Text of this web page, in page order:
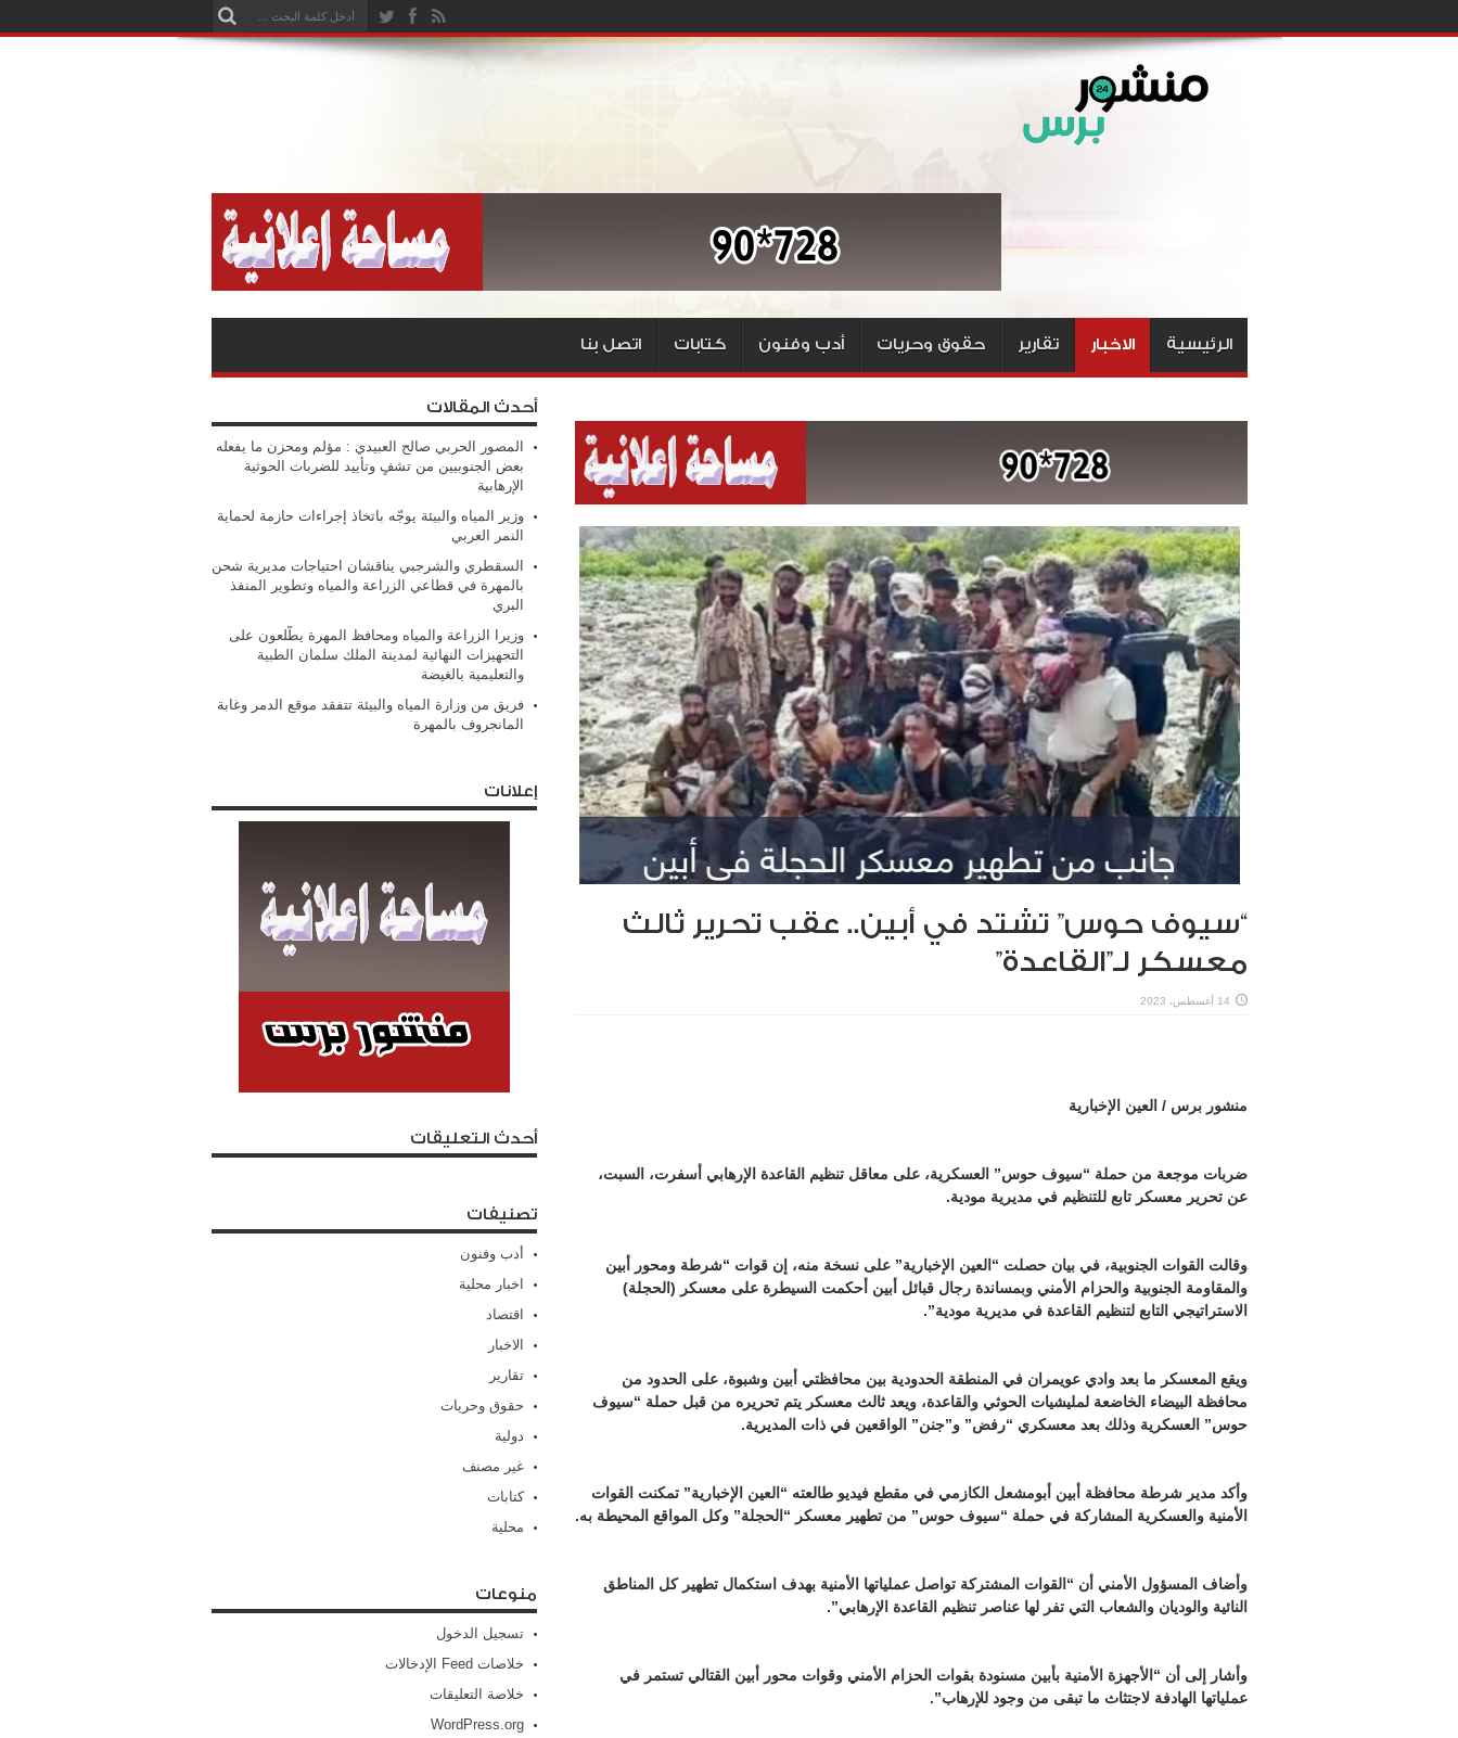
الرئيسية الاخبار تقارير حقوق وحريات أدب وفنون كتابات اتصل بنا
“سيوف حوس” تشتد في أبين.. عقب تحرير ثالث
معسكر لـ”القاعدة”
14 أغسطس، 2023
منشور برس / العين الإخبارية
ضربات موجعة من حملة “سيوف حوس” العسكرية، على معاقل تنظيم القاعدة الإرهابي أسفرت، السبت،
عن تحرير معسكر تابع للتنظيم في مديرية مودية.
وقالت القوات الجنوبية، في بيان حصلت “العين الإخبارية” على نسخة منه، إن قوات “شرطة ومحور أبين
والمقاومة الجنوبية والحزام الأمني وبمساندة رجال قبائل أبين أحكمت السيطرة على معسكر (الحجلة)
الاستراتيجي التابع لتنظيم القاعدة في مديرية مودية”.
ويقع المعسكر ما بعد وادي عويمران في المنطقة الحدودية بين محافظتي أبين وشبوة، على الحدود من
محافظة البيضاء الخاضعة لمليشيات الحوثي والقاعدة، ويعد ثالث معسكر يتم تحريره من قبل حملة “سيوف
حوس” العسكرية وذلك بعد معسكري “رفض” و”جنن” الواقعين في ذات المديرية.‎
وأكد مدير شرطة محافظة أبين أبومشعل الكازمي في مقطع فيديو طالعته “العين الإخبارية” تمكنت القوات
الأمنية والعسكرية المشاركة في حملة “سيوف حوس” من تطهير معسكر “الحجلة” وكل المواقع المحيطة به.
وأضاف المسؤول الأمني أن “القوات المشتركة تواصل عملياتها الأمنية بهدف استكمال تطهير كل المناطق
النائية والوديان والشعاب التي تفر لها عناصر تنظيم القاعدة الإرهابي”.
وأشار إلى أن “الأجهزة الأمنية بأبين مسنودة بقوات الحزام الأمني وقوات محور أبين القتالي تستمر في
عملياتها الهادفة لاجتثاث ما تبقى من وجود للإرهاب”.
أحدث المقالات
المصور الحربي صالح العبيدي : مؤلم ومحزن ما يفعله
بعض الجنوبيين من تشفٍ وتأييد للضربات الحوثية
الإرهابية
وزير المياه والبيئة يوجّه باتخاذ إجراءات حازمة لحماية
النمر العربي
السقطري والشرجبي يناقشان احتياجات مديرية شحن
بالمهرة في قطاعي الزراعة والمياه وتطوير المنفذ
البري
وزيرا الزراعة والمياه ومحافظ المهرة يطّلعون على
التجهيزات النهائية لمدينة الملك سلمان الطبية
والتعليمية بالغيضة
فريق من وزارة المياه والبيئة تتفقد موقع الدمر وغابة
المانجروف بالمهرة
إعلانات
أحدث التعليقات
تصنيفات
أدب وفنون
اخبار محلية
اقتصاد
الاخبار
تقارير
حقوق وحريات
دولية
غير مصنف
كتابات
محلية
منوعات
تسجيل الدخول
خلاصات Feed الإدخالات
خلاصة التعليقات
WordPress.org